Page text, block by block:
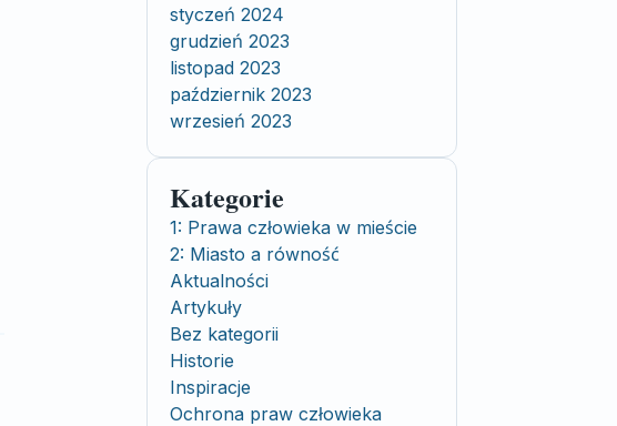
styczeń 2024
grudzień 2023
listopad 2023
październik 2023
wrzesień 2023
Kategorie
1: Prawa człowieka w mieście
2: Miasto a równość
Aktualności
Artykuły
Bez kategorii
Historie
Inspiracje
Ochrona praw człowieka